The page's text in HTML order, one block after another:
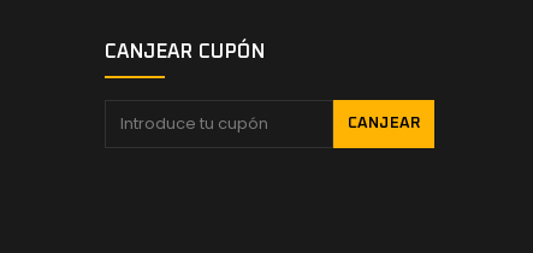
CANJEAR CUPÓN
CANJEAR